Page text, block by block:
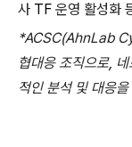
사 TF 운영 활성화
*ACSC(AhnLab
협대응 조직으로,
적인 분석 및 대응